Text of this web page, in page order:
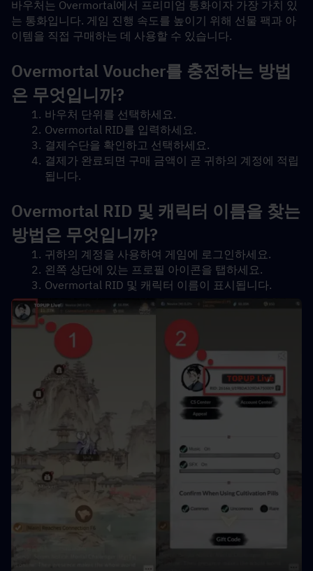
바우처는 Overmortal에서 프리미엄 통화이자 가장 가치 있
는 통화입니다. 게임 진행 속도를 높이기 위해 선물 팩과 아
이템을 직접 구매하는 데 사용할 수 있습니다.
Overmortal Voucher를 충전하는 방법
은 무엇입니까?
바우처 단위를 선택하세요.
Overmortal RID를 입력하세요.
결제수단을 확인하고 선택하세요.
결제가 완료되면 구매 금액이 곧 귀하의 계정에 적립
됩니다.
Overmortal RID 및 캐릭터 이름을 찾는
방법은 무엇입니까?
귀하의 계정을 사용하여 게임에 로그인하세요.
왼쪽 상단에 있는 프로필 아이콘을 탭하세요.
Overmortal RID 및 캐릭터 이름이 표시됩니다.